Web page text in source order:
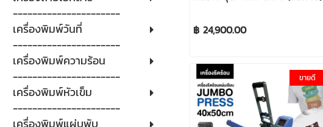
----------------------
เครื่องพิมพ์วันที่
----------------------
เครื่องพิมพ์ความร้อน
----------------------
เครื่องพิมพ์หัวเข็ม
----------------------
เครื่องพิมพ์แผ่บพับ
฿ 24,900.00
ขายดี